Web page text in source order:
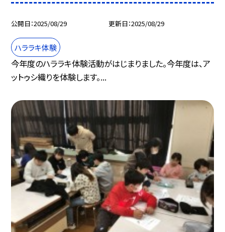
公開日 2025/08/29 更新日 2025/08/29
ハララキ体験
今年度のハララキ体験活動がはじまりました。今年度は、ア
ットゥシ織りを体験します。...